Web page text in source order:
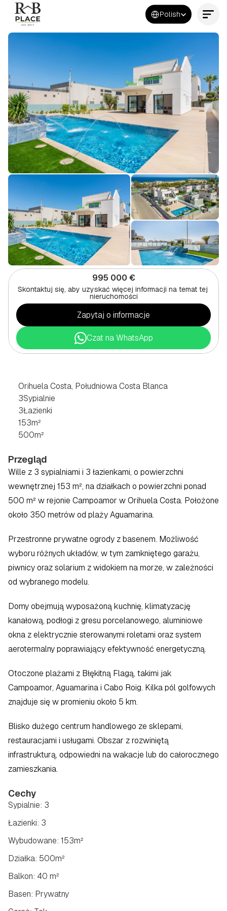
Select Language
Polish
Kontakt
995 000 €
Skontaktuj się, aby uzyskać więcej informacji na temat tej
nieruchomości
Zapytaj o informacje
Czat na WhatsApp
Orihuela Costa, Południowa Costa Blanca
3Sypialnie
3Łazienki
153m²
500m²
Przegląd
Wille z 3 sypialniami i 3 łazienkami, o powierzchni
wewnętrznej 153 m², na działkach o powierzchni ponad
500 m² w rejonie Campoamor w Orihuela Costa. Położone
około 350 metrów od plaży Aguamarina.
Przestronne prywatne ogrody z basenem. Możliwość
wyboru różnych układów, w tym zamkniętego garażu,
piwnicy oraz solarium z widokiem na morze, w zależności
od wybranego modelu.
Domy obejmują wyposażoną kuchnię, klimatyzację
kanałową, podłogi z gresu porcelanowego, aluminiowe
okna z elektrycznie sterowanymi roletami oraz system
aerotermalny poprawiający efektywność energetyczną.
Otoczone plażami z Błękitną Flagą, takimi jak
Campoamor, Aguamarina i Cabo Roig. Kilka pól golfowych
znajduje się w promieniu około 5 km.
Blisko dużego centrum handlowego ze sklepami,
restauracjami i usługami. Obszar z rozwiniętą
infrastrukturą, odpowiedni na wakacje lub do całorocznego
zamieszkania.
Cechy
Łazienki: 3
Wybudowane: 153m²
Sypialnie: 3
Działka: 500m²
Balkon: 40 m²
Basen: Prywatny